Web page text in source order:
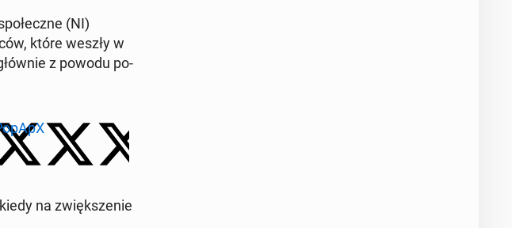
(NI)
które weszły w
z powodu po­
na zwięk­sze­nie